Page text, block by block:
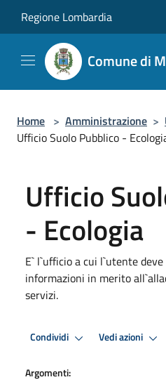
Regione Lombardia
Comune di
Home > Amministrazione >
Ufficio Suolo Pubblico -
Ufficio
- Ecologia
E` l`ufficio a cui l`utente
informazioni in merito
servizi.
Condividi Vedi azioni
Argomenti: